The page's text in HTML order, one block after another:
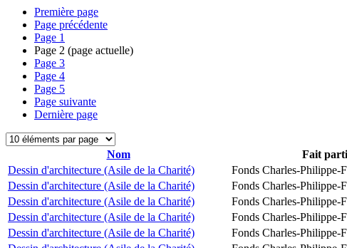
Première page
Page précédente
Page 1
Page 2 (page actuelle)
Page 3
Page 4
Page 5
Page suivante
Dernière page
Nom Fait
Dessin d'architecture (Asile de la Charité)
Fonds Charles-Philippe-
Dessin d'architecture (Asile de la Charité)
Fonds Charles-Philippe-
Dessin d'architecture (Asile de la Charité)
Fonds Charles-Philippe-
Dessin d'architecture (Asile de la Charité)
Fonds Charles-Philippe-
Dessin d'architecture (Asile de la Charité)
Fonds Charles-Philippe-